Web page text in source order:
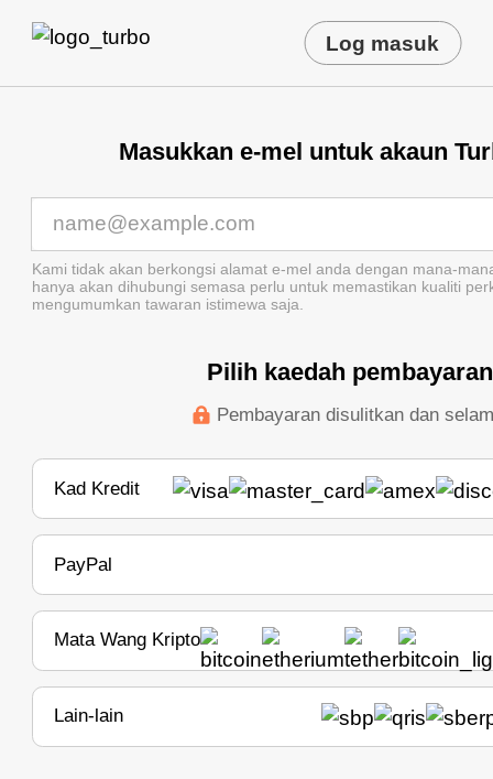
Log masuk
Masukkan e-mel untuk akaun
Kami tidak akan berkongsi alamat e-mel anda dengan mana-
hanya akan dihubungi semasa perlu untuk memastikan kualiti
mengumumkan tawaran istimewa saja.
Pilih kaedah pembayaran
Pembayaran disulitkan dan
Kad Kredit
PayPal
Mata Wang Kripto
Lain-lain